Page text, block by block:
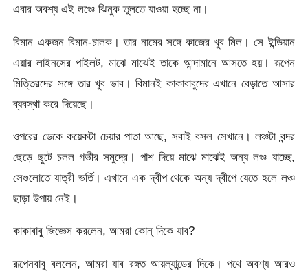
এবার অবশ্য এই লঞ্চে ঝিনুক তুলতে যাওয়া হচ্ছে না।
বিমান একজন বিমান-চালক। তার নামের সঙ্গে কাজের খুব মিল। সে ইন্ডিয়ান
এয়ার লাইনসের পাইলট, মাঝে মাঝেই তাকে আন্দামানে আসতে হয়। রূপেন
মিত্তিরদের সঙ্গে তার খুব ভাব। বিমানই কাকাবাবুদের এখানে বেড়াতে আসার
ব্যবস্থা করে দিয়েছে।
ওপরের ডেকে কয়েকটা চেয়ার পাতা আছে, সবাই বসল সেখানে। লঞ্চটা বন্দর
ছেড়ে ছুটে চলল গভীর সমুদ্রে। পাশ দিয়ে মাঝে মাঝেই অন্য লঞ্চ যাচ্ছে,
সেগুলোতে যাত্রী ভর্তি। এখানে এক দ্বীপ থেকে অন্য দ্বীপে যেতে হলে লঞ্চ
ছাড়া উপায় নেই।
কাকাবাবু জিজ্ঞেস করলেন, আমরা কোন্ দিকে যাব?
রূপেনবাবু বললেন, আমরা যাব রঙ্গত আয়ল্যান্ডের দিকে। পথে অবশ্য আরও